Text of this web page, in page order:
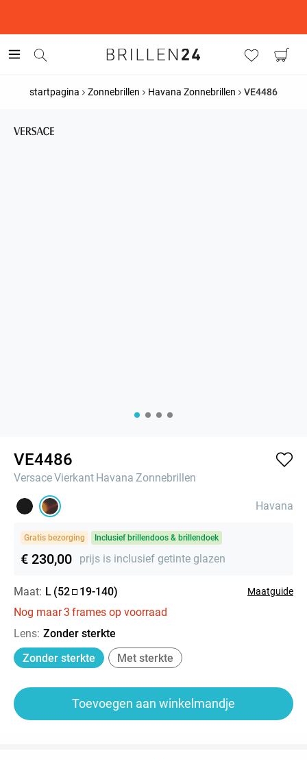
startpagina Zonnebrillen Havana Zonnebrillen VE4486
VE4486
VersaceVierkant Havana Zonnebrillen
Havana
Gratis bezorging Inclusief brillendoos & brillendoek
€ 230,00 prijs is inclusief getinte glazen
Maat: L (52 19-140) Maatguide
Nog maar3 frames op voorraad
Lens: Zonder sterkte
Zonder sterkte
Met sterkte
Toevoegen aan winkelmandje